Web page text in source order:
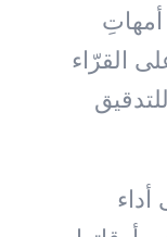
القرّاء